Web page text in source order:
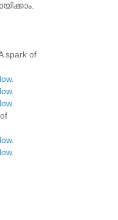
of
.
.
.
.
.